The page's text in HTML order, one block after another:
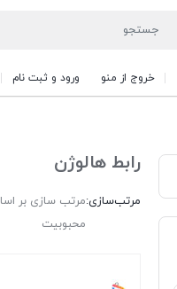
خروج از منو ورود و ثبت نام
رابط هالوژن
مرتب‌سازی:مرتب سازی بر
محبوبیت